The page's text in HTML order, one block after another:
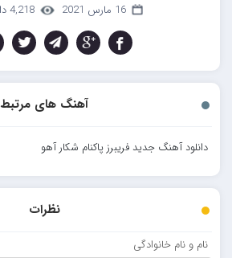
16 مارس 2021 4,218 دانلود
آهنگ های مرتبط
دانلود آهنگ جدید فریبرز پاکنام شکار آهو
نظرات
نام و نام خانوادگی